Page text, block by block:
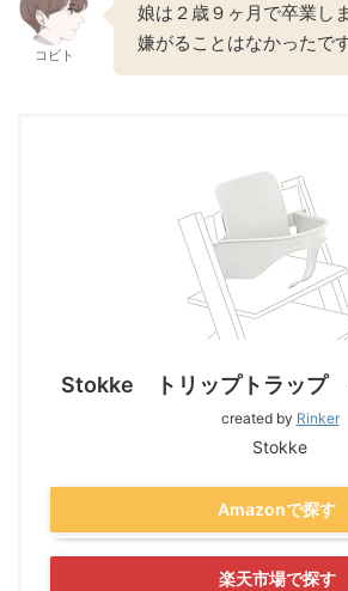
コビト
娘は２歳９ヶ月で卒業し
嫌がることはなかったです
Stokke トリップトラップ
created by Rinker
Stokke
Amazonで探す
楽天市場で探す